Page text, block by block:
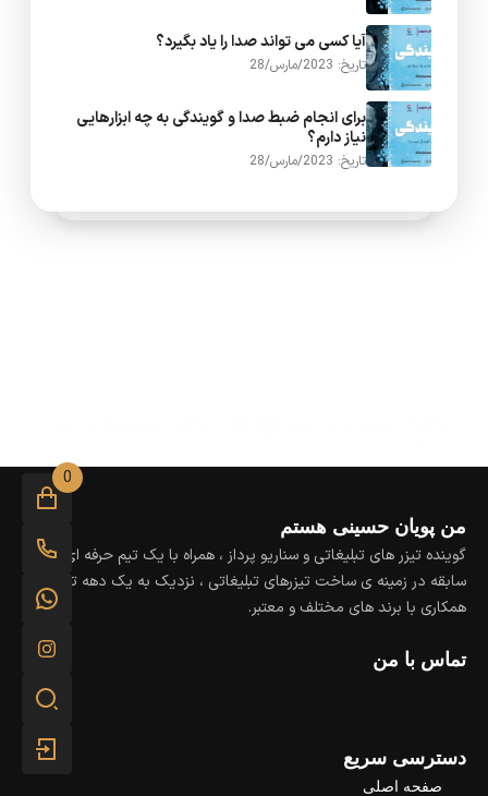
آیا کسی می تواند صدا را یاد بگیرد؟
تاریخ: 2023/مارس/28
برای انجام ضبط صدا و گویندگی به چه ابزارهایی
نیاز دارم؟
تاریخ: 2023/مارس/28
من پویان حسینی هستم
گوینده تیزر های تبلیغاتی و سناریو پرداز ، همراه با یک تیم حرفه ای و با
سابقه در زمینه ی ساخت تیزرهای تبلیغاتی ، نزدیک به یک دهه تجربه و
همکاری با برند های مختلف و معتبر.
تماس با من
دسترسی سریع
صفحه اصلی
0